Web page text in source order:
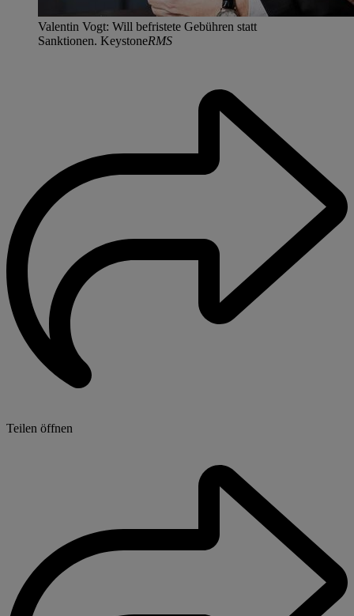
Valentin Vogt: Will befristete Gebühren statt
Sanktionen. KeystoneRMS
Teilen öffnen